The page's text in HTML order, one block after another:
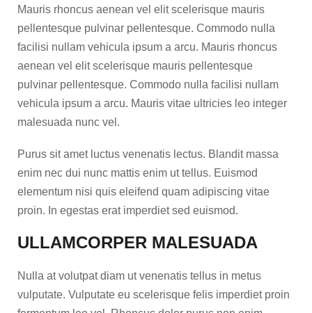
Mauris rhoncus aenean vel elit scelerisque mauris
pellentesque pulvinar pellentesque. Commodo nulla
facilisi nullam vehicula ipsum a arcu. Mauris rhoncus
aenean vel elit scelerisque mauris pellentesque
pulvinar pellentesque. Commodo nulla facilisi nullam
vehicula ipsum a arcu. Mauris vitae ultricies leo integer
malesuada nunc vel.
Purus sit amet luctus venenatis lectus. Blandit massa
enim nec dui nunc mattis enim ut tellus. Euismod
elementum nisi quis eleifend quam adipiscing vitae
proin. In egestas erat imperdiet sed euismod.
ULLAMCORPER MALESUADA
Nulla at volutpat diam ut venenatis tellus in metus
vulputate. Vulputate eu scelerisque felis imperdiet proin